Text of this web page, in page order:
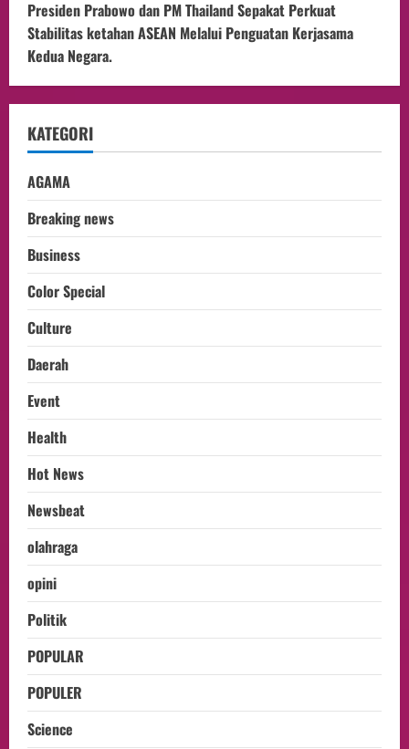
Presiden Prabowo dan PM Thailand Sepakat Perkuat
Stabilitas ketahan ASEAN Melalui Penguatan Kerjasama
Kedua Negara.
KATEGORI
AGAMA
Breaking news
Business
Color Special
Culture
Daerah
Event
Health
Hot News
Newsbeat
olahraga
opini
Politik
POPULAR
POPULER
Science